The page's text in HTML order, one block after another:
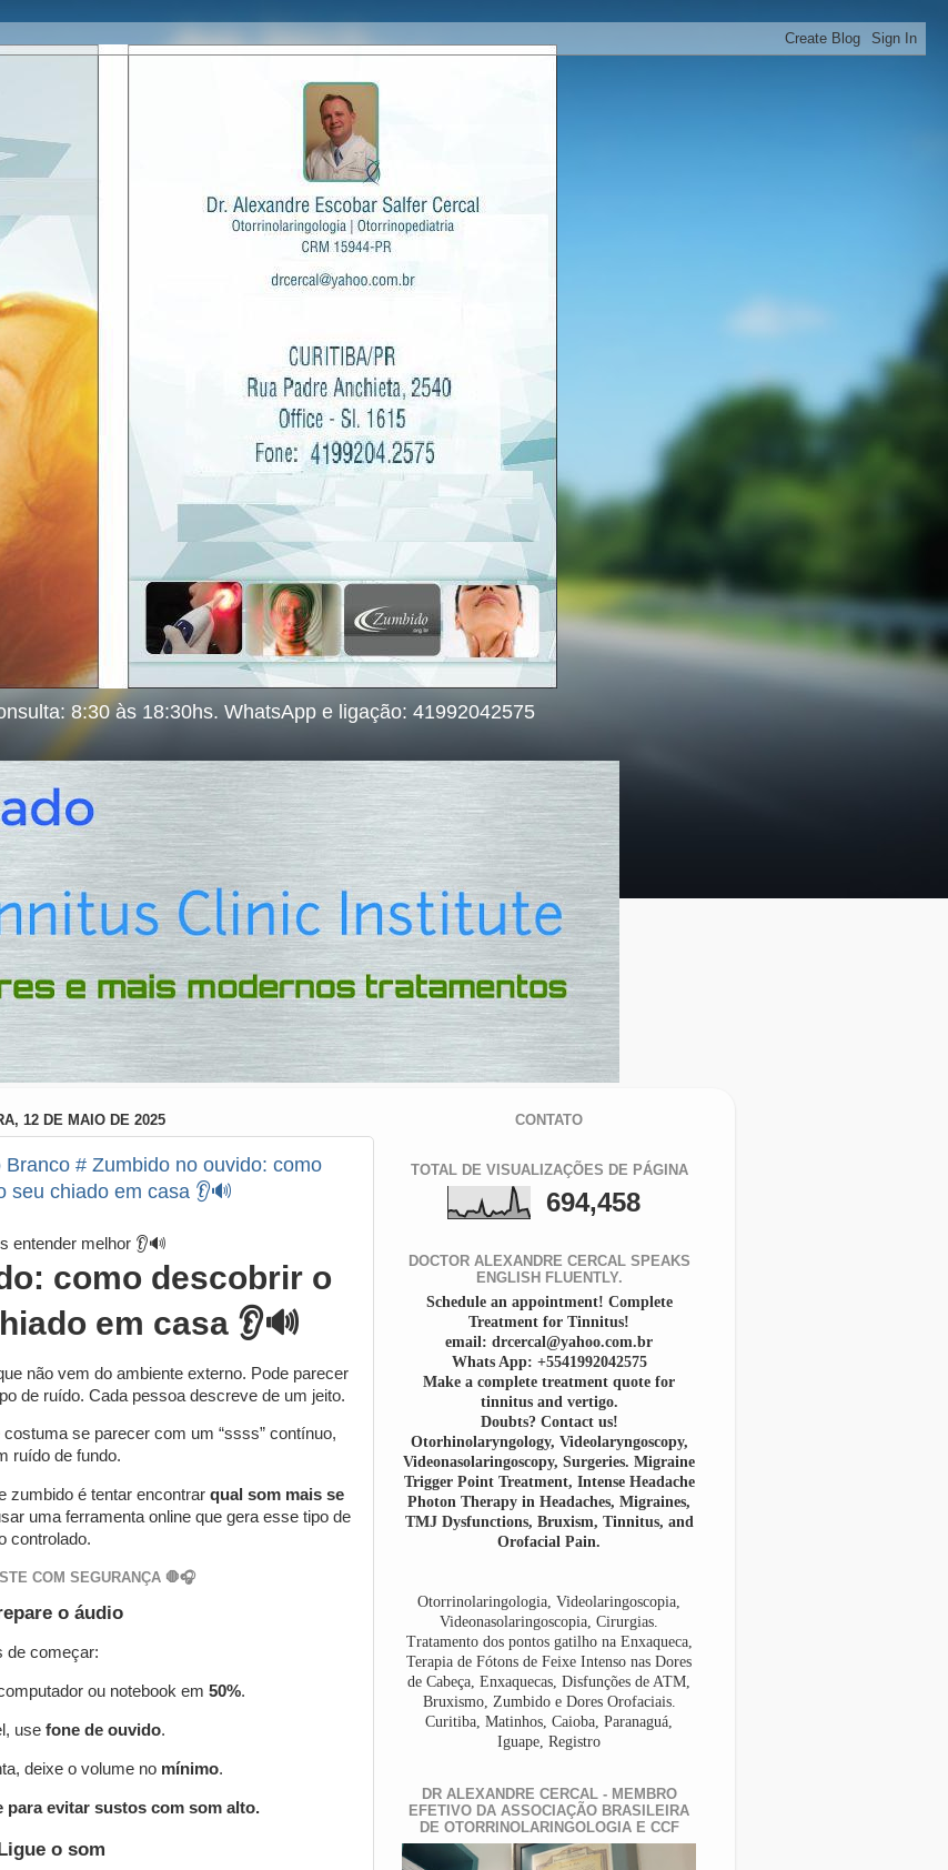
8:30 às 18:30hs. WhatsApp e ligação: 41992042575
12 DE MAIO DE 2025
# Zumbido no ouvido: como
seu chiado em casa 👂🔊
entender melhor 👂🔊
como descobrir o
em casa 👂🔊
não vem do ambiente externo. Pode parecer
de ruído. Cada pessoa descreve de um jeito.
costuma se parecer com um “ssss” contínuo,
ruído de fundo.
zumbido é tentar encontrar qual som mais se
uma ferramenta online que gera esse tipo de
controlado.
COM SEGURANÇA 🛑🎧
o áudio
de começar:
ou notebook em 50%.
use fone de ouvido.
deixe o volume no mínimo.
evitar sustos com som alto.
o som
CONTATO
TOTAL DE VISUALIZAÇÕES DE PÁGINA
694,458
DOCTOR ALEXANDRE CERCAL SPEAKS
ENGLISH FLUENTLY.
Schedule an appointment! Complete
Treatment for Tinnitus!
email: drcercal@yahoo.com.br
Whats App: +5541992042575
Make a complete treatment quote for
tinnitus and vertigo.
Doubts? Contact us!
Otorhinolaryngology, Videolaryngoscopy,
Videonasolaringoscopy, Surgeries. Migraine
Trigger Point Treatment, Intense Headache
Photon Therapy in Headaches, Migraines,
TMJ Dysfunctions, Bruxism, Tinnitus, and
Orofacial Pain.
Otorrinolaringologia, Videolaringoscopia,
Videonasolaringoscopia, Cirurgias.
Tratamento dos pontos gatilho na Enxaqueca,
Terapia de Fótons de Feixe Intenso nas Dores
de Cabeça, Enxaquecas, Disfunções de ATM,
Bruxismo, Zumbido e Dores Orofaciais.
Curitiba, Matinhos, Caioba, Paranaguá,
Iguape, Registro
DR ALEXANDRE CERCAL - MEMBRO
EFETIVO DA ASSOCIAÇÃO BRASILEIRA
DE OTORRINOLARINGOLOGIA E CCF